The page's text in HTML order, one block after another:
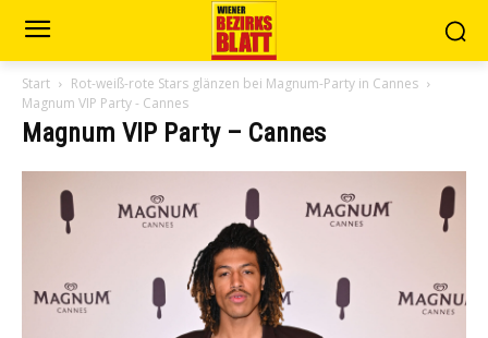
Start
Rot-weiß-rote Stars glänzen bei Magnum-Party in Cannes
Magnum VIP Party - Cannes
Magnum VIP Party – Cannes